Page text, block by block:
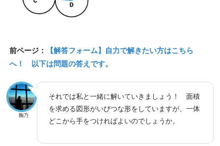
前ページ：
【解答フォーム】自力で解きたい方はこちら
へ！ 以下は問題の答えです。
鞠乃
それでは私と一緒に解いていきましょう！ 面積
を求める図形がいびつな形をしていますが、一体
どこから手をつければよいのでしょうか。